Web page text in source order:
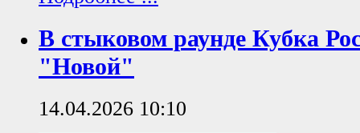
В стыковом раунде Кубка
"Новой"
14.04.2026 10:10